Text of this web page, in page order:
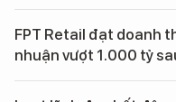
FPT Retail đạt doanh
nhuận vượt 1.000 tỷ